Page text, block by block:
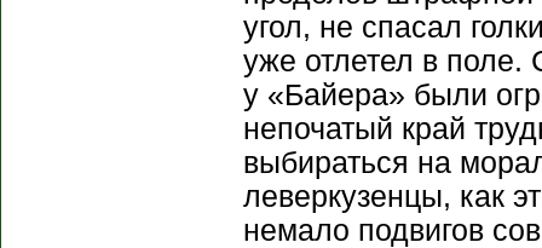
угол, не спасал
уже отлетел в
у «Байера» были
непочатый край
выбираться на
леверкузенцы, как
немало подвигов